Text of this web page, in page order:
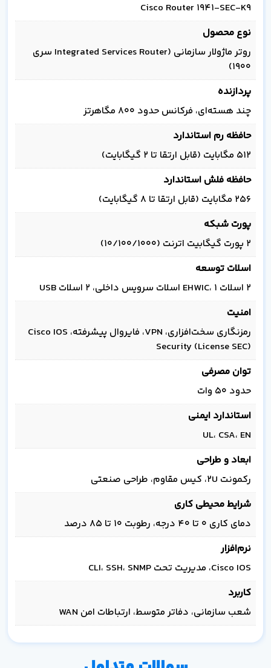
Cisco Router 1941-SEC-K9
نوع محصول
روتر ماژولار سازمانی (Integrated Services Router سری
1900)
پردازنده
چند هسته‌ای، فرکانس حدود ۸۰۰ مگاهرتز
حافظه رم استاندارد
۵۱۲ مگابایت (قابل ارتقا تا ۲ گیگابایت)
حافظه فلش استاندارد
۲۵۶ مگابایت (قابل ارتقا تا ۸ گیگابایت)
پورت شبکه
۲ پورت گیگابیت اترنت (۱۰/۱۰۰/۱۰۰۰)
اسلات توسعه
۲ اسلات EHWIC، ۱ اسلات سرویس داخلی، ۲ اسلات USB
امنیت
رمزنگاری سخت‌افزاری، VPN، فایروال پیشرفته، Cisco IOS
Security (License SEC)
توان مصرفی
حدود ۵۰ وات
استاندارد ایمنی
UL، CSA، EN
ابعاد و طراحی
رکمونت 2U، کیس مقاوم، طراحی صنعتی
شرایط محیطی کاری
دمای کاری ۰ تا ۴۰ درجه، رطوبت ۱۰ تا ۸۵ درصد
نرم‌افزار
Cisco IOS، مدیریت تحت CLI، SSH، SNMP
کاربرد
شعب سازمانی، دفاتر متوسط، ارتباطات امن WAN